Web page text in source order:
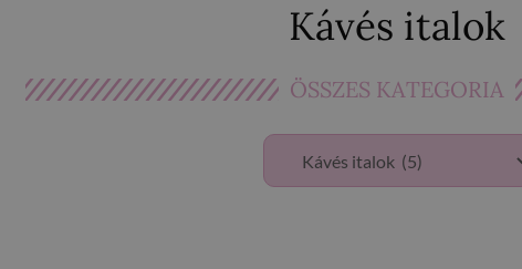
Kávés italok
ÖSSZES KATEGORIA